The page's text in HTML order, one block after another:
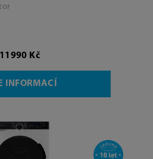
11990 Kč
INFORMACÍ